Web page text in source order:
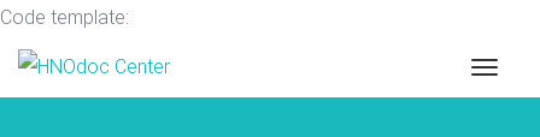
Code template: